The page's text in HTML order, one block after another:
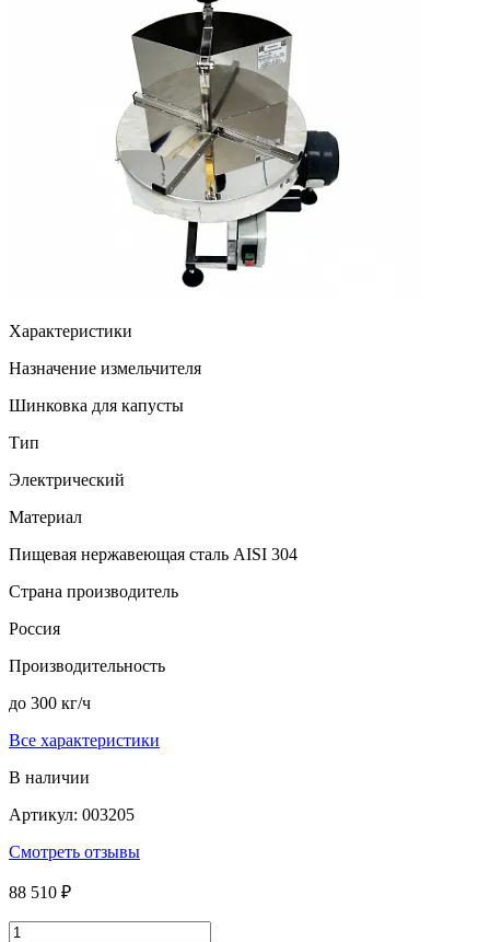
Характеристики
Назначение измельчителя
Шинковка для капусты
Тип
Электрический
Материал
Пищевая нержавеющая сталь AISI 304
Страна производитель
Россия
Производительность
до 300 кг/ч
Все характеристики
В наличии
Артикул: 003205
Смотреть отзывы
88 510 ₽